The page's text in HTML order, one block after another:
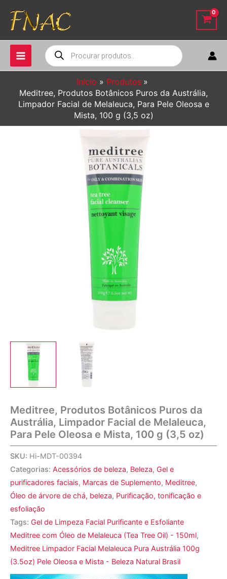
para
conteúdo
Pesquisar
produtos
Início
Produtos
Meditree, Produtos Botânicos Puros da Austrália,
Limpador Facial de Melaleuca, Para Pele Oleosa e
Mista, 100 g (3,5 oz)
Meditree, Produtos Botânicos Puros da
Austrália, Limpador Facial de Melaleuca,
Para Pele Oleosa e Mista, 100 g (3,5 oz)
SKU: Hi-MDT-00394
Categorias: Acessórios de beleza, Beleza, Gel e
purificadores faciais, Marcas de Suplemento, Meditree,
Óleo de árvore de chá, beleza, Purificação, tonificação e
esfoliação
Tags: Gel de Limpeza Facial Purificante e Esfoliante
Meditree com Óleo de Melaleuca (Tea Tree Oil) - 150ml,
Meditree Limpador Facial Melaleuca Pura Austrália 100g
(3.5oz) Pele Oleosa e Mista - Beleza Natural Brasil